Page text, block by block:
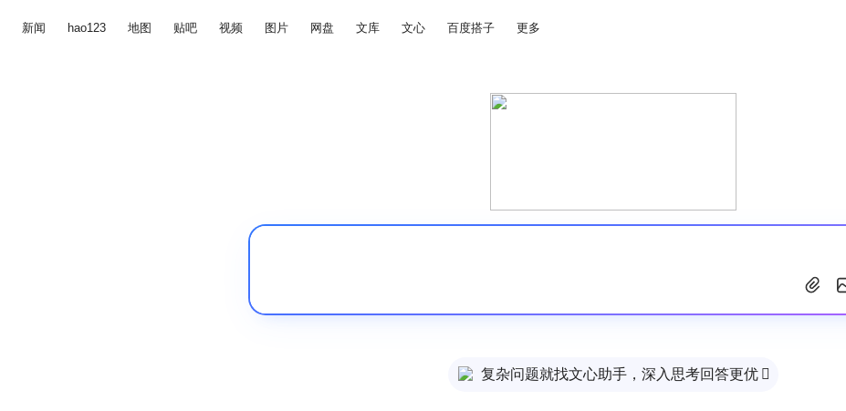
新闻 hao123 地图 贴吧 视频 图片 网盘 文库 文心 百度搭子 更多
复杂问题就找文心助手，深入思考回答更优 